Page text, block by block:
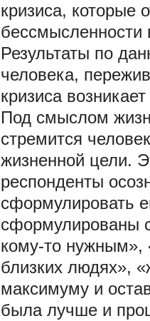
кризиса, которые
бессмысленности
Результаты по
человека,
кризиса
Под смыслом
стремится
жизненной цели.
респонденты
сформулировать
сформулированы
кому-то нужным»,
близких людях»,
максимуму и
была лучше и